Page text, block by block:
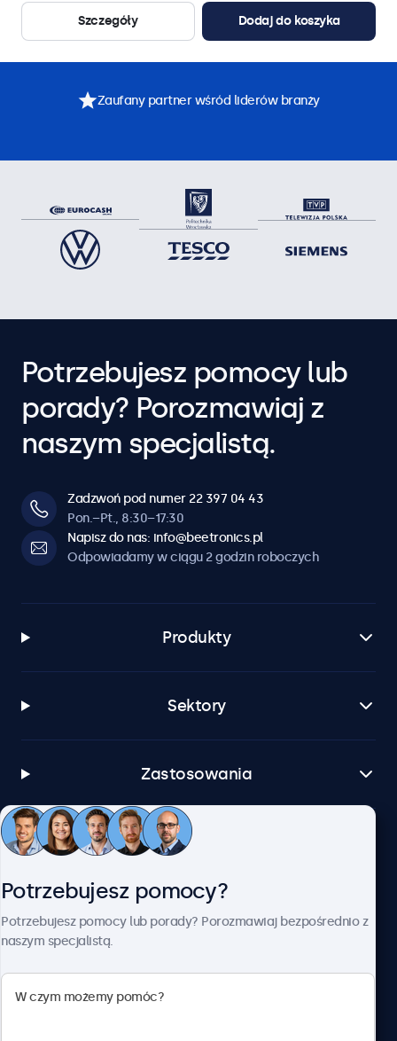
Szczegóły
Dodaj do koszyka
Zaufany partner wśród liderów branży
Potrzebujesz pomocy lub
porady? Porozmawiaj z
naszym specjalistą.
Zadzwoń pod numer 22 397 04 43
Pon.–Pt., 8:30–17:30
Napisz do nas: info@beetronics.pl
Odpowiadamy w ciągu 2 godzin roboczych
Produkty
Sektory
Zastosowania
Obsługa klienta
Potrzebujesz pomocy?
Potrzebujesz pomocy lub porady? Porozmawiaj bezpośrednio z
naszym specjalistą.